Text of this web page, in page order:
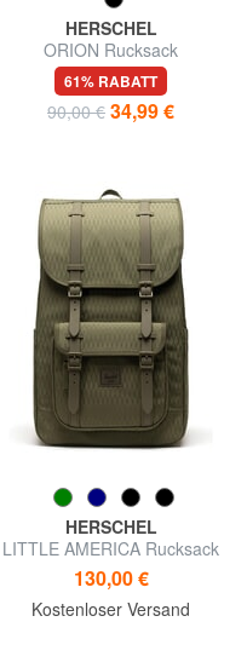
HERSCHEL
ORION Rucksack
61% RABATT
90,00 € 34,99 €
HERSCHEL
LITTLE AMERICA Rucksack
in Standardgröße
130,00 €
Kostenloser Versand